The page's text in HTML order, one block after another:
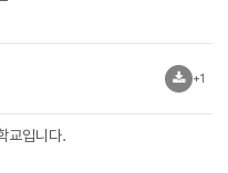
+1
교입니다.